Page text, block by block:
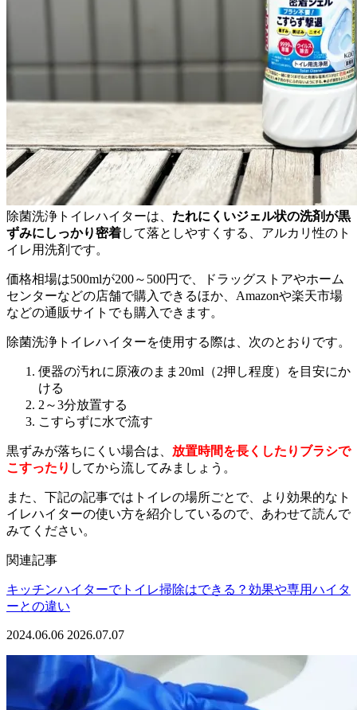
除菌洗浄トイレハイターは、 たれにくいジェル状の洗剤が黒
ずみにしっかり密着して落としやすくする、アルカリ性のト
イレ用洗剤です。
価格相場は500mlが200～500円で、ドラッグストアやホーム
センターなどの店舗で購入できるほか、Amazonや楽天市場
などの通販サイトでも購入できます。
除菌洗浄トイレハイターを使用する際は、次のとおりです。
便器の汚れに原液のまま20ml（2押し程度）を目安にか
ける
2～3分放置する
こすらずに水で流す
黒ずみが落ちにくい場合は、 放置時間を長くしたりブラシで
こすったり してから流してみましょう。
また、下記の記事ではトイレの場所ごとで、より効果的なト
イレハイターの使い方を紹介しているので、あわせて読んで
みてください。
関連記事
キッチンハイターでトイレ掃除はできる？効果や専用ハイタ
ーとの違い
2024.06.06 2026.07.07